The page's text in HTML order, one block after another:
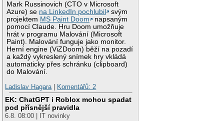
Mark Russinovich (CTO v Microsoft
Azure) se na LinkedIn pochlubil
svým
projektem MS Paint Doom
napsaným
pomocí Claude. Hru Doom umožňuje
hrát v programu Malování (Microsoft
Paint). Malování funguje jako monitor.
Herní engine (ViZDoom) běží na pozadí
a každý vykreslený snímek hry vkládá
automaticky přes schránku (clipboard)
do Malování.
Ladislav Hagara
Komentářů: 2
EK: ChatGPT i Roblox mohou spadat
pod přísnější pravidla
6.8. 08:00 | IT novinky